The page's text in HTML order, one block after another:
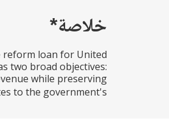
خلاصة*
reform loan for United
two broad objectives:
while preserving
to the government's...